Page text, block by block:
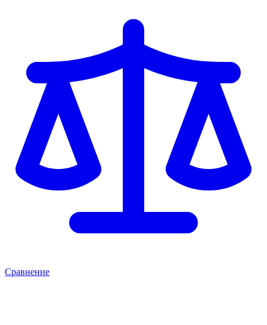
Сравнение